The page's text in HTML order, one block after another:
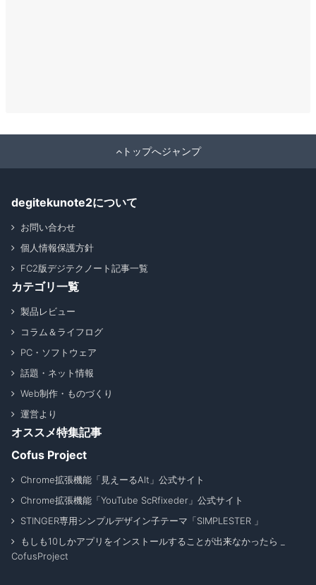
トップへジャンプ
degitekunote2について
お問い合わせ
個人情報保護方針
FC2版デジテクノート記事一覧
カテゴリ一覧
製品レビュー
コラム＆ライフログ
PC・ソフトウェア
話題・ネット情報
Web制作・ものづくり
運営より
オススメ特集記事
Cofus Project
Chrome拡張機能「見えーるAlt」公式サイト
Chrome拡張機能「YouTube ScRfixeder」公式サイト
STINGER専用シンプルデザイン子テーマ「SIMPLESTER 」
もしも10しかアプリをインストールすることが出来なかったら _
CofusProject